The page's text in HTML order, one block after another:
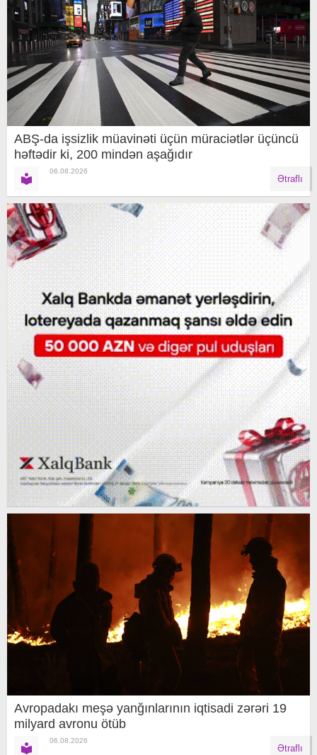
ABŞ-da işsizlik müavinəti üçün müraciətlər üçüncü
həftədir ki, 200 mindən aşağıdır
06.08.2026
Ətraflı
Avropadakı meşə yanğınlarının iqtisadi zərəri 19
milyard avronu ötüb
06.08.2026
Ətraflı